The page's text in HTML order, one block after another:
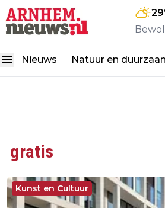
29
Nieuws Natuur en
gratis
Kunst en Cultuur